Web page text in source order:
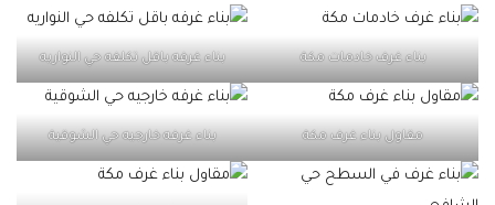
بناء غرف خادمات مكة بناء غرفه باقل تكلفه حي النواريه
مقاول بناء غرف مكة بناء غرفه خارجيه حي الشوقية